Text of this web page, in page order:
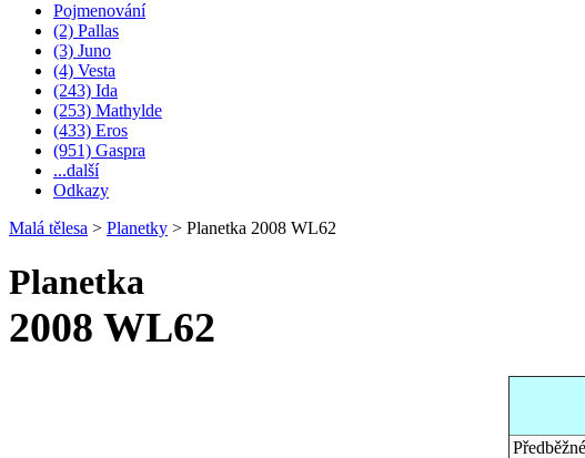
Pojmenování
(2) Pallas
(3) Juno
(4) Vesta
(243) Ida
(253) Mathylde
(433) Eros
(951) Gaspra
...další
Odkazy
Malá tělesa > Planetky > Planetka 2008 WL62
Planetka
2008 WL62